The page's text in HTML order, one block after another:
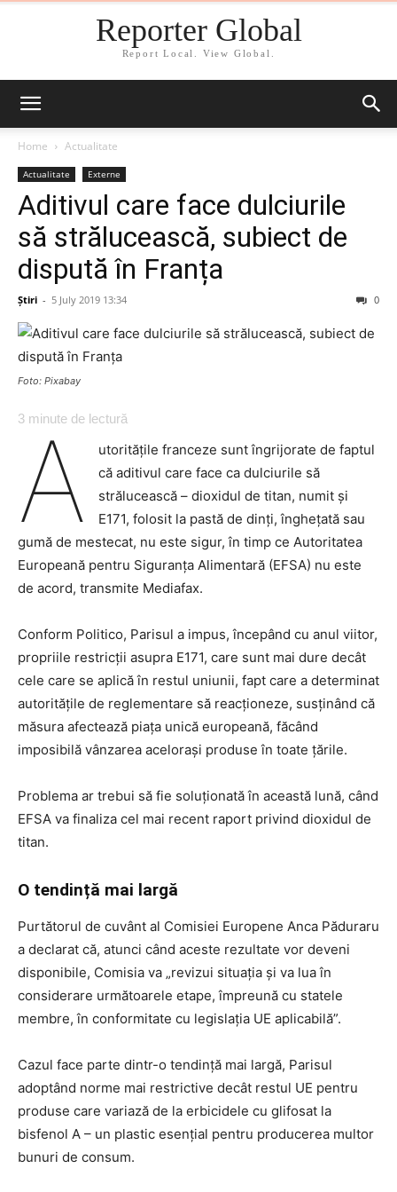
Reporter Global
Report Local. View Global.
Home Actualitate
Actualitate Externe
Aditivul care face dulciurile
să strălucească, subiect de
dispută în Franța
Știri - 5 July 2019 13:34 0
Foto: Pixabay
3 minute de lectură
A
utoritățile franceze sunt îngrijorate de faptul
că aditivul care face ca dulciurile să
strălucească – dioxidul de titan, numit și
E171, folosit la pastă de dinți, înghețată sau
gumă de mestecat, nu este sigur, în timp ce Autoritatea
Europeană pentru Siguranța Alimentară (EFSA) nu este
de acord, transmite Mediafax.
Conform Politico, Parisul a impus, începând cu anul viitor,
propriile restricții asupra E171, care sunt mai dure decât
cele care se aplică în restul uniunii, fapt care a determinat
autoritățile de reglementare să reacționeze, susținând că
măsura afectează piața unică europeană, făcând
imposibilă vânzarea acelorași produse în toate țările.
Problema ar trebui să fie soluționată în această lună, când
EFSA va finaliza cel mai recent raport privind dioxidul de
titan.
O tendință mai largă
Purtătorul de cuvânt al Comisiei Europene Anca Păduraru
a declarat că, atunci când aceste rezultate vor deveni
disponibile, Comisia va „revizui situația și va lua în
considerare următoarele etape, împreună cu statele
membre, în conformitate cu legislația UE aplicabilă”.
Cazul face parte dintr-o tendință mai largă, Parisul
adoptând norme mai restrictive decât restul UE pentru
produse care variază de la erbicidele cu glifosat la
bisfenol A – un plastic esențial pentru producerea multor
bunuri de consum.